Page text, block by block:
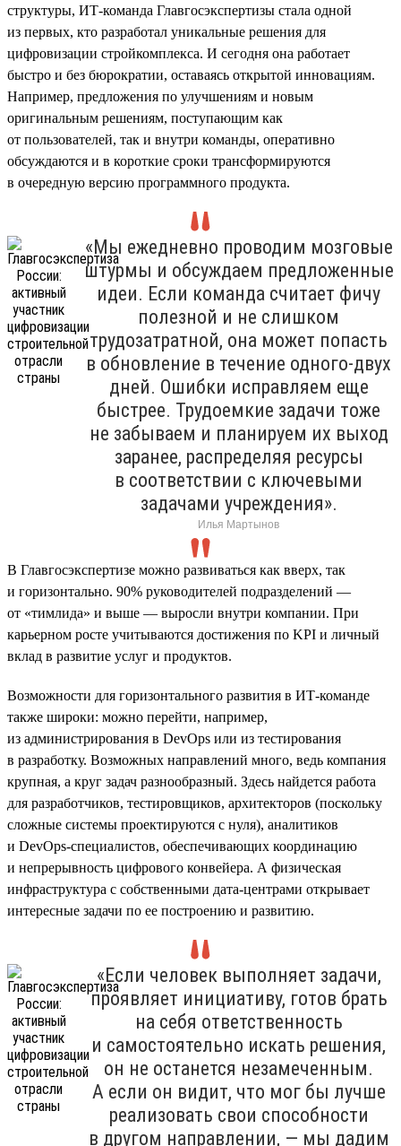
структуры, ИТ-команда Главгосэкспертизы стала одной
из первых, кто разработал уникальные решения для
цифровизации стройкомплекса. И сегодня она работает
быстро и без бюрократии, оставаясь открытой инновациям.
Например, предложения по улучшениям и новым
оригинальным решениям, поступающим как
от пользователей, так и внутри команды, оперативно
обсуждаются и в короткие сроки трансформируются
в очередную версию программного продукта.
«Мы ежедневно проводим мозговые
штурмы и обсуждаем предложенные
идеи. Если команда считает фичу
полезной и не слишком
трудозатратной, она может попасть
в обновление в течение одного-двух
дней. Ошибки исправляем еще
быстрее. Трудоемкие задачи тоже
не забываем и планируем их выход
заранее, распределяя ресурсы
в соответствии с ключевыми
задачами учреждения».
Илья Мартынов
В Главгосэкспертизе можно развиваться как вверх, так
и горизонтально. 90% руководителей подразделений —
от «тимлида» и выше — выросли внутри компании. При
карьерном росте учитываются достижения по KPI и личный
вклад в развитие услуг и продуктов.
Возможности для горизонтального развития в ИТ-команде
также широки: можно перейти, например,
из администрирования в DevOps или из тестирования
в разработку. Возможных направлений много, ведь компания
крупная, а круг задач разнообразный. Здесь найдется работа
для разработчиков, тестировщиков, архитекторов (поскольку
сложные системы проектируются с нуля), аналитиков
и DevOps-специалистов, обеспечивающих координацию
и непрерывность цифрового конвейера. А физическая
инфраструктура с собственными дата-центрами открывает
интересные задачи по ее построению и развитию.
«Если человек выполняет задачи,
проявляет инициативу, готов брать
на себя ответственность
и самостоятельно искать решения,
он не останется незамеченным.
А если он видит, что мог бы лучше
реализовать свои способности
в другом направлении, — мы дадим